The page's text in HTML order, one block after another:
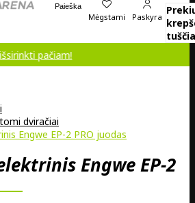
Paieška
Mėgstami Paskyra
dviračiai
Engwe EP-2 PRO juodas
Engwe EP-2